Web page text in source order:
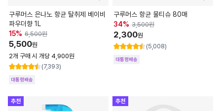
구루머스 은나노 항균 탈취제 베이비
파우더향 1L
15% 6,500원
5,500원
2개 구매 시 개당 4,900원
(7,393)
대통령배송
구루머스 항균 물티슈 80매
34% 3,500원
2,300원
(5,008)
대통령배송
추천 추천